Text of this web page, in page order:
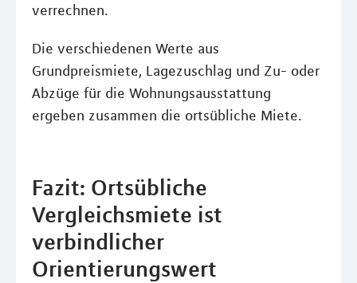
verrechnen.
Die verschiedenen Werte aus
Grundpreismiete, Lagezuschlag und Zu- oder
Abzüge für die Wohnungsausstattung
ergeben zusammen die ortsübliche Miete.
Fazit: Ortsübliche
Vergleichsmiete ist
verbindlicher
Orientierungswert